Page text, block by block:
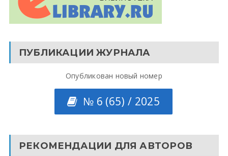
ПУБЛИКАЦИИ ЖУРНАЛА
Опубликован новый номер
№ 6 (65) / 2025
РЕКОМЕНДАЦИИ ДЛЯ АВТОРОВ